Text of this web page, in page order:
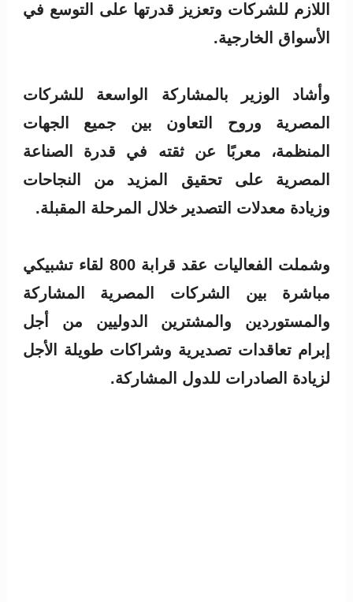
اللازم للشركات وتعزيز قدرتها على التوسع في
الأسواق الخارجية.
وأشاد الوزير بالمشاركة الواسعة للشركات
المصرية وروح التعاون بين جميع الجهات
المنظمة، معربًا عن ثقته في قدرة الصناعة
المصرية على تحقيق المزيد من النجاحات
وزيادة معدلات التصدير خلال المرحلة المقبلة.
وشملت الفعاليات عقد قرابة 800 لقاء تشبيكي
مباشرة بين الشركات المصرية المشاركة
والمستوردين والمشترين الدوليين من أجل
إبرام تعاقدات تصديرية وشراكات طويلة الأجل
لزيادة الصادرات للدول المشاركة.